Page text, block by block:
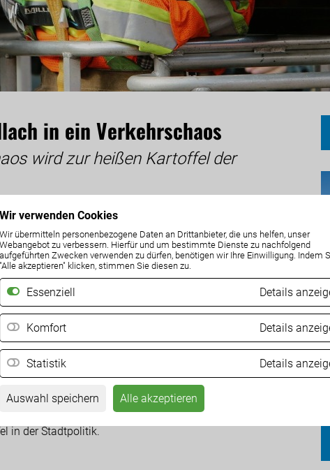
Wir verwenden Cookies
Wir übermitteln personenbezogene Daten an Drittanbieter, die uns helfen, unser
Webangebot zu verbessern. Hierfür und um bestimmte Dienste zu nachfolgend
aufgeführten Zwecken verwenden zu dürfen, benötigen wir Ihre Einwilligung. Indem
"Alle akzeptieren" klicken, stimmen Sie diesen zu.
Essenziell Details
Komfort Details
Statistik Details
Auswahl speichern Alle akzeptieren
in ein Verkehrschaos
wird zur heißen Kartoffel der
Baureferent Harald Sobe und ERDE-Verkehrsreferent
„Ohne jeden Grund wurde zeitgleich mit der
begonnen. Das ist politische Scharlatanerie!“, kritisiert
den Verkehr gesperrt. Eine baustellenbedingte
Brücke. Und zu guter Letzt ist nun auch noch die
Staus und Verkehrsbehinderungen vermeiden können?
und eine vernünftige Planung aufgesetzt, vollzogen,
Baumann. Die Verantwortung für das aktuelle
in der Stadtpolitik.